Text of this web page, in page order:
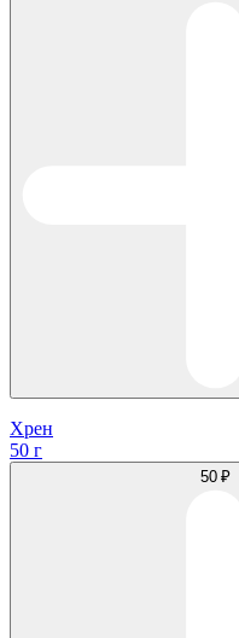
Хрен
50 г
50 ₽